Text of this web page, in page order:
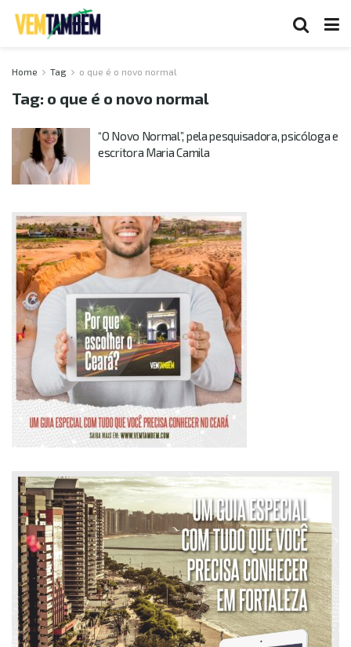
Home Tag o que é o novo normal
Tag: o que é o novo normal
“O Novo Normal”, pela pesquisadora, psicóloga e
escritora Maria Camila